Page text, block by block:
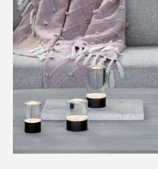
直径4.5×高さ8cm（本品）
直径6×高さ8cm
直径6×高さ12cm
ひとつで使っても、大きさ違い
リッシュ。ミニマルなデザイン
トピースのように空間になじみ
ます。
タイマー機能は、6時間点灯・
「24hサイクルタイプ」。一度
触れることなく、毎日同じ時間
実際に使ってみると、この「24h
超えて、心地いい。
いつもの場所にいつの間にか灯
えり」と迎えられているよう。
けた脳から、ふっと力が抜ける